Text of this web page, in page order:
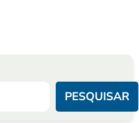
PESQUISAR